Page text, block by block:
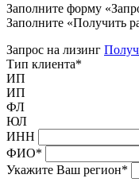
Заполните форму
Заполните «Получить
Запрос на лизинг
Тип клиента*
ИП
ИП
ФЛ
ЮЛ
ИНН
ФИО*
Укажите Ваш регион*